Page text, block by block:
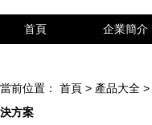
首頁 企業簡介
當前位置： 首頁 > 產品大全 >
決方案